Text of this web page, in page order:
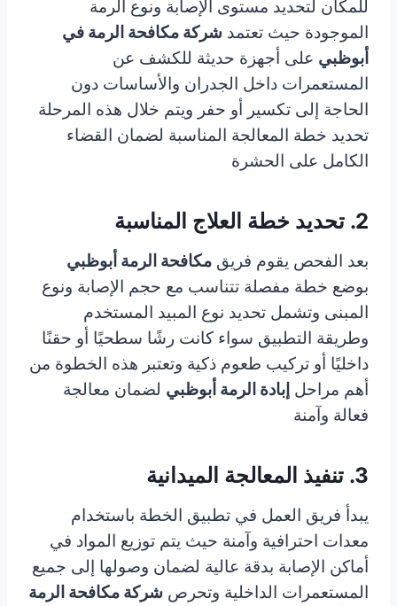
للمكان لتحديد مستوى الإصابة ونوع الرمة
الموجودة حيث تعتمد شركة مكافحة الرمة في
أبوظبي على أجهزة حديثة للكشف عن
المستعمرات داخل الجدران والأساسات دون
الحاجة إلى تكسير أو حفر ويتم خلال هذه المرحلة
تحديد خطة المعالجة المناسبة لضمان القضاء
الكامل على الحشرة
2. تحديد خطة العلاج المناسبة
بعد الفحص يقوم فريق مكافحة الرمة أبوظبي
بوضع خطة مفصلة تتناسب مع حجم الإصابة ونوع
المبنى وتشمل تحديد نوع المبيد المستخدم
وطريقة التطبيق سواء كانت رشًا سطحيًا أو حقنًا
داخليًا أو تركيب طعوم ذكية وتعتبر هذه الخطوة من
أهم مراحل إبادة الرمة أبوظبي لضمان معالجة
فعالة وآمنة
3. تنفيذ المعالجة الميدانية
يبدأ فريق العمل في تطبيق الخطة باستخدام
معدات احترافية وآمنة حيث يتم توزيع المواد في
أماكن الإصابة بدقة عالية لضمان وصولها إلى جميع
المستعمرات الداخلية وتحرص شركة مكافحة الرمة